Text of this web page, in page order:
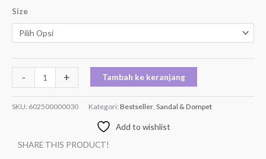
Size
- + Tambah ke keranjang
SKU: 602500000030 Kategori: Bestseller Sandal & Dompet
Add to wishlist
SHARE THIS PRODUCT!